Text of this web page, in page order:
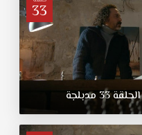
33
الحلقة33 مدبلجة